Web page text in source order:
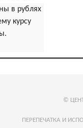
в рублях
курсу
©
ПЕРЕПЕЧАТКА И